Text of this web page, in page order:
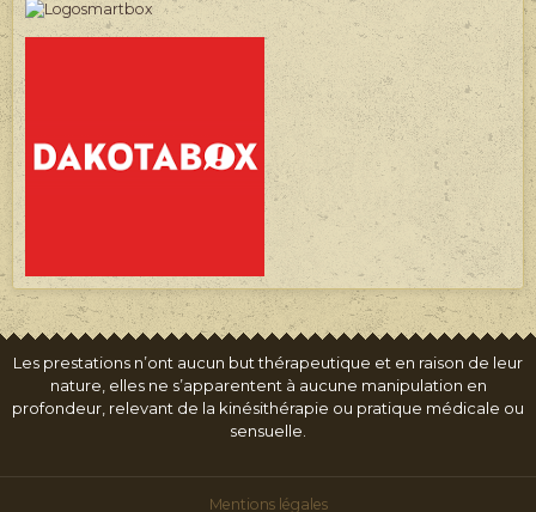
Les prestations n’ont aucun but thérapeutique et en raison de leur
nature, elles ne s’apparentent à aucune manipulation en
profondeur, relevant de la kinésithérapie ou pratique médicale ou
sensuelle.
Mentions légales